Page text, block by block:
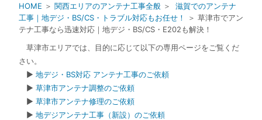
HOME ＞ 関西エリアのアンテナ工事全般 ＞ 滋賀でのアンテナ
工事｜地デジ・BS/CS・トラブル対応もお任せ！
＞ 草津市でアン
テナ工事なら迅速対応｜地デジ・BS/CS・E202も解決！
草津市エリアでは、目的に応じて以下の専用ページをご覧くだ
さい。
▶ 地デジ・BS対応 アンテナ工事のご依頼
▶ 草津市アンテナ調整のご依頼
▶ 草津市アンテナ修理のご依頼
▶ 地デジアンテナ工事（新設）のご依頼